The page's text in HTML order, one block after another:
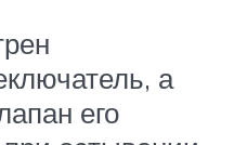
а
его